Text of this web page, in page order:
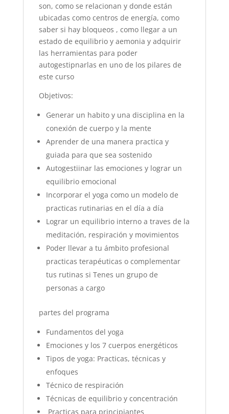
son, como se relacionan y donde están
ubicadas como centros de energía, como
saber si hay bloqueos , como llegar a un
estado de equilibrio y aemonia y adquirir
las herramientas para poder
autogestipnarlas en uno de los pilares de
este curso
Objetivos:
Generar un habito y una disciplina en la
conexión de cuerpo y la mente
Aprender de una manera practica y
guiada para que sea sostenido
Autogestiinar las emociones y lograr un
equilibrio emocional
Incorporar el yoga como un modelo de
practicas rutinarias en el día a día
Lograr un equilibrio interno a traves de la
meditación, respiración y movimientos
Poder llevar a tu ámbito profesional
practicas terapéuticas o complementar
tus rutinas si Tenes un grupo de
personas a cargo
partes del programa
Fundamentos del yoga
Emociones y los 7 cuerpos energéticos
Tipos de yoga: Practicas, técnicas y
enfoques
Técnico de respiración
Técnicas de equilibrio y concentración
Practicas para principiantes